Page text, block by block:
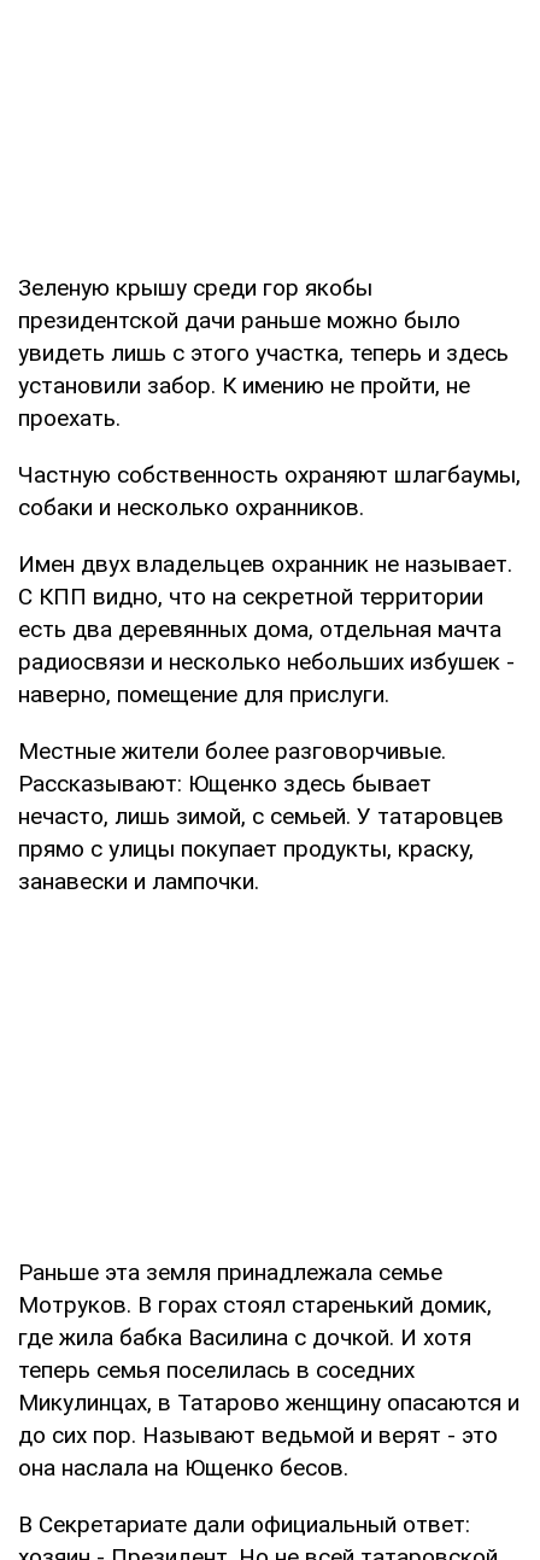
Зеленую крышу среди гор якобы
президентской дачи раньше можно было
увидеть лишь с этого участка, теперь и здесь
установили забор. К имению не пройти, не
проехать.
Частную собственность охраняют шлагбаумы,
собаки и несколько охранников.
Имен двух владельцев охранник не называет.
С КПП видно, что на секретной территории
есть два деревянных дома, отдельная мачта
радиосвязи и несколько небольших избушек -
наверно, помещение для прислуги.
Местные жители более разговорчивые.
Рассказывают: Ющенко здесь бывает
нечасто, лишь зимой, с семьей. У татаровцев
прямо с улицы покупает продукты, краску,
занавески и лампочки.
Раньше эта земля принадлежала семье
Мотруков. В горах стоял старенький домик,
где жила бабка Василина с дочкой. И хотя
теперь семья поселилась в соседних
Микулинцах, в Татарово женщину опасаются и
до сих пор. Называют ведьмой и верят - это
она наслала на Ющенко бесов.
В Секретариате дали официальный ответ: